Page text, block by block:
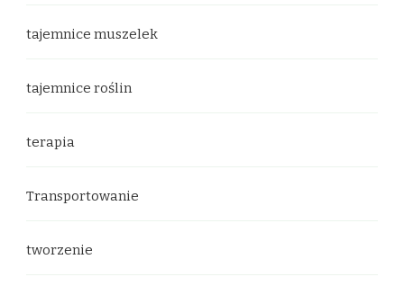
tajemnice muszelek
tajemnice roślin
terapia
Transportowanie
tworzenie